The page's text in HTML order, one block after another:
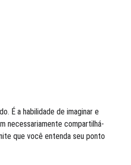
É a habilidade de imaginar e
necessariamente compartilhá-
que você entenda seu ponto